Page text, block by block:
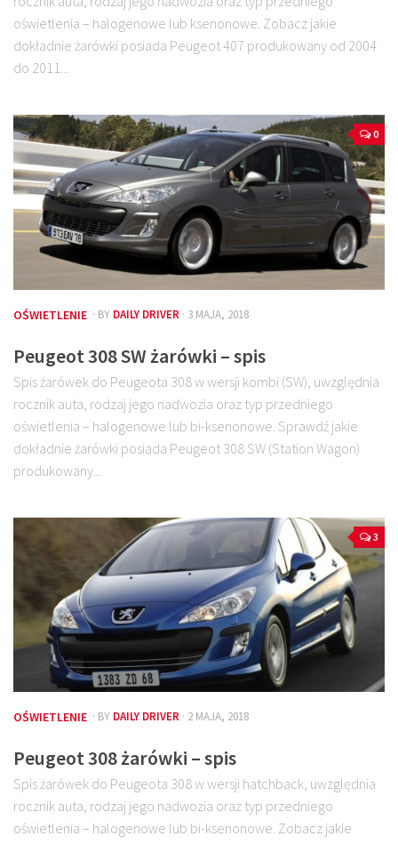
oświetlenia – halogenowe lub ksenonowe. Zobacz jakie
dokładnie żarówki posiada Peugeot 407 produkowany od 2004
do 2011...
0
OŚWIETLENIE · BY DAILY DRIVER · 3 MAJA, 2018
Peugeot 308 SW żarówki – spis
Spis żarówek do Peugeota 308 w wersji kombi (SW), uwzględnia
rocznik auta, rodzaj jego nadwozia oraz typ przedniego
oświetlenia – halogenowe lub bi-ksenonowe. Sprawdź jakie
dokładnie żarówki posiada Peugeot 308 SW (Station Wagon)
produkowany...
3
OŚWIETLENIE · BY DAILY DRIVER · 2 MAJA, 2018
Peugeot 308 żarówki – spis
Spis żarówek do Peugeota 308 w wersji hatchback, uwzględnia
rocznik auta, rodzaj jego nadwozia oraz typ przedniego
oświetlenia – halogenowe lub bi-ksenonowe. Zobacz jakie